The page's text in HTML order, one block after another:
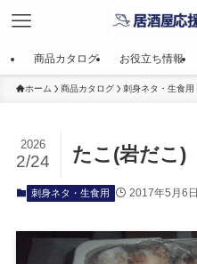
商品カタログ お役立ち情報
ホーム 商品カタログ 刺身ネタ・生食用
たこ(岩だこ)
2026
2/24
刺身ネタ・生食用 2017年5月6日